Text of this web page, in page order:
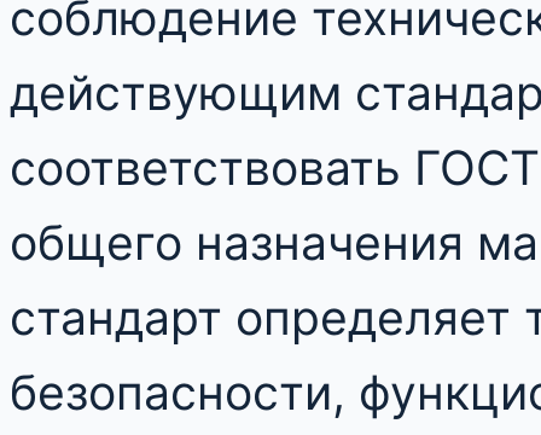
соблюдение
действующим
соответствовать
общего назначения
стандарт определяет
безопасности,